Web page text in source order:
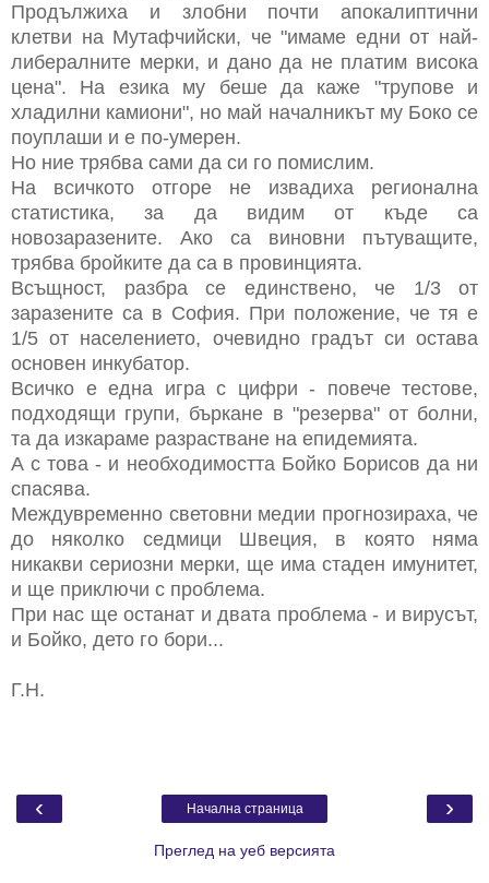
Продължиха и злобни почти апокалиптични
клетви на Мутафчийски, че "имаме едни от най-
либералните мерки, и дано да не платим висока
цена". На езика му беше да каже "трупове и
хладилни камиони", но май началникът му Боко се
поуплаши и е по-умерен.
Но ние трябва сами да си го помислим.
На всичкото отгоре не извадиха регионална
статистика, за да видим от къде са
новозаразените. Ако са виновни пътуващите,
трябва бройките да са в провинцията.
Всъщност, разбра се единствено, че 1/3 от
заразените са в София. При положение, че тя е
1/5 от населението, очевидно градът си остава
основен инкубатор.
Всичко е една игра с цифри - повече тестове,
подходящи групи, бъркане в "резерва" от болни,
та да изкараме разрастване на епидемията.
А с това - и необходимостта Бойко Борисов да ни
спасява.
Междувременно световни медии прогнозираха, че
до няколко седмици Швеция, в която няма
никакви сериозни мерки, ще има стаден имунитет,
и ще приключи с проблема.
При нас ще останат и двата проблема - и вирусът,
и Бойко, дето го бори...
Г.Н.
‹ ›
Начална страница
Преглед на уеб версията